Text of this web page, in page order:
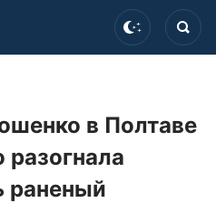
в Полтаве
раненый